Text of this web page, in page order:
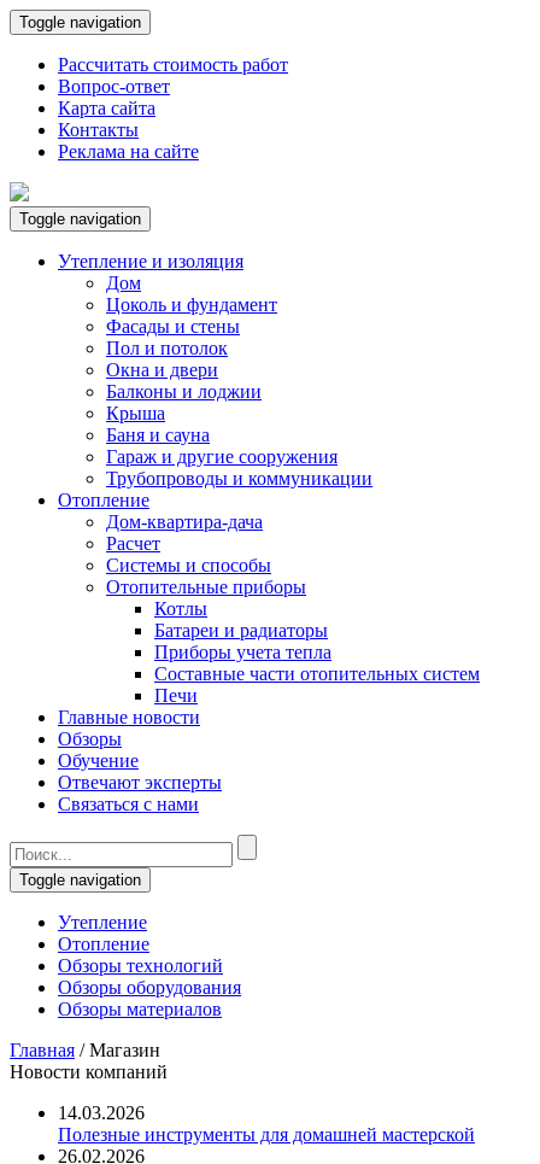
Toggle navigation
Рассчитать стоимость работ
Вопрос-ответ
Карта сайта
Контакты
Реклама на сайте
Toggle navigation
Утепление и изоляция
Дом
Цоколь и фундамент
Фасады и стены
Пол и потолок
Окна и двери
Балконы и лоджии
Крыша
Баня и сауна
Гараж и другие сооружения
Трубопроводы и коммуникации
Отопление
Дом-квартира-дача
Расчет
Системы и способы
Отопительные приборы
Котлы
Батареи и радиаторы
Приборы учета тепла
Составные части отопительных систем
Печи
Главные новости
Обзоры
Обучение
Отвечают эксперты
Связаться с нами
Toggle navigation
Утепление
Отопление
Обзоры технологий
Обзоры оборудования
Обзоры материалов
Главная /Магазин
Новости компаний
14.03.2026
Полезные инструменты для домашней мастерской
26.02.2026